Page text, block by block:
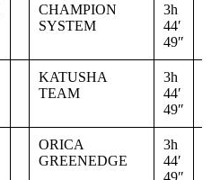
CHAMPION
SYSTEM
3h
44′
49″
KATUSHA
TEAM
3h
44′
49″
ORICA
GREENEDGE
3h
44′
49″